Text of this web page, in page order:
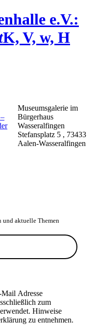
e.V.:
K, V, w, H
Museumsgalerie im
Bürgerhaus
Wasseralfingen
Stefansplatz 5 , 73433
Aalen-Wasseralfingen
und aktuelle Themen
Mail Adresse
zum
Hinweise
zu entnehmen.